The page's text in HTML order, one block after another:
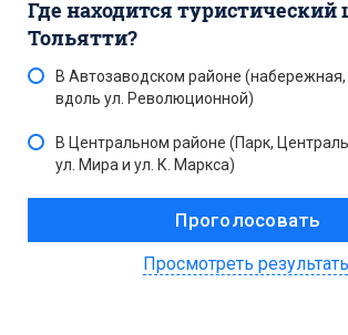
Где находится туристический
Тольятти?
В Автозаводском районе (набережная,
вдоль ул. Революционной)
В Центральном районе (Парк,
ул. Мира и ул. К. Маркса)
Просмотреть